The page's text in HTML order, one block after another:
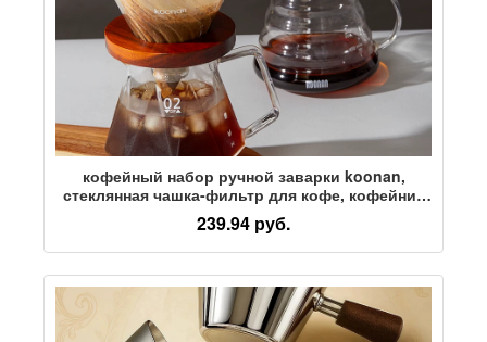
кофейный набор ручной заварки koonan,
стеклянная чашка-фильтр для кофе, кофейник
ручной заварки, кофейный фильтр, набор
кофейников ручной заварки
239.94 руб.